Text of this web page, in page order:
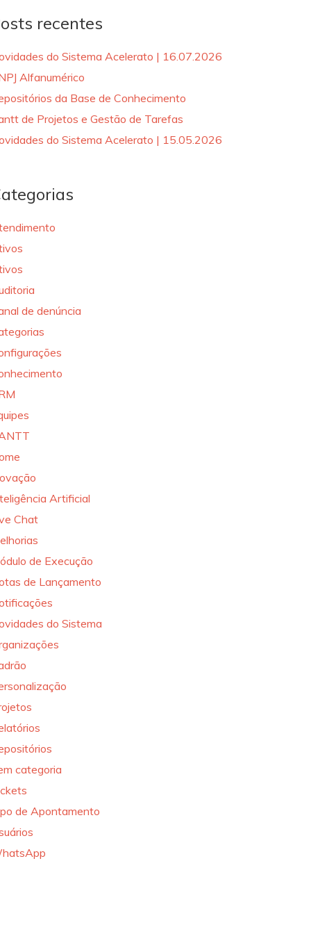
recentes
do Sistema Acelerato | 16.07.2026
Alfanumérico
da Base de Conhecimento
de Projetos e Gestão de Tarefas
do Sistema Acelerato | 15.05.2026
de denúncia
Artificial
Chat
de Execução
de Lançamento
do Sistema
categoria
de Apontamento